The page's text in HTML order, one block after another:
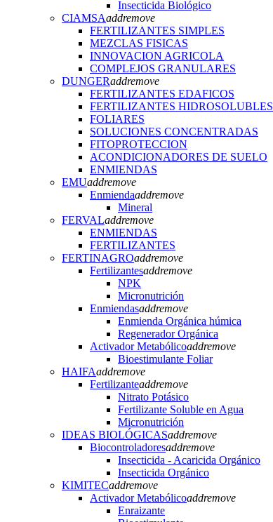
Insecticida Biológico
CIAMSAaddremove
FERTILIZANTES SIMPLES
MEZCLAS FISICAS
INNOVACION AGRICOLA
COMPLEJOS GRANULARES
DUNGERaddremove
FERTILIZANTES EDAFICOS
FERTILIZANTES HIDROSOLUBLES
FOLIARES
SOLUCIONES CONCENTRADAS
FITOPROTECCION
ACONDICIONADORES DE SUELO
ENMIENDAS
EMUaddremove
Enmiendaaddremove
Mineral
FERVALaddremove
ENMIENDAS
FERTILIZANTES
FERTINAGROaddremove
Fertilizantesaddremove
NPK
Micronutrición
Enmiendasaddremove
Enmienda Orgánica húmica
Regenerador Orgánica
Activador Metabólicoaddremove
Bioestimulante Foliar
HAIFAaddremove
Fertilizanteaddremove
Nitrato Potásico
Fertilizante Soluble en Agua
Micronutrición
IDEAS BIOLÓGICASaddremove
Biocontroladoresaddremove
Insecticida - Acaricida Orgánico
Insecticida Orgánico
KIMITECaddremove
Activador Metabólicoaddremove
Enraizante